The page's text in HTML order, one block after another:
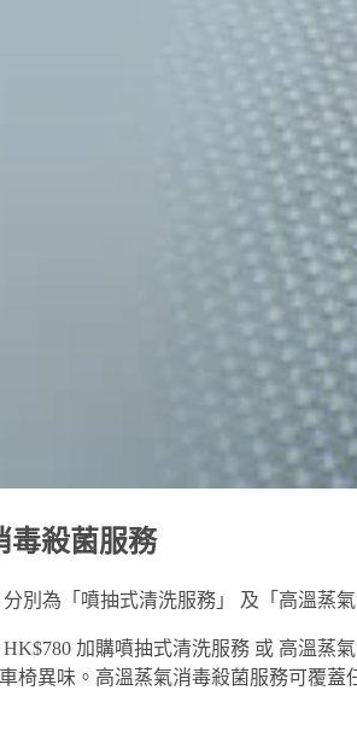
毒殺菌服務
別為「噴抽式清洗服務」 及「高溫蒸
加購噴抽式清洗服務 或 高溫
椅異味。高溫蒸氣消毒殺菌服務可覆